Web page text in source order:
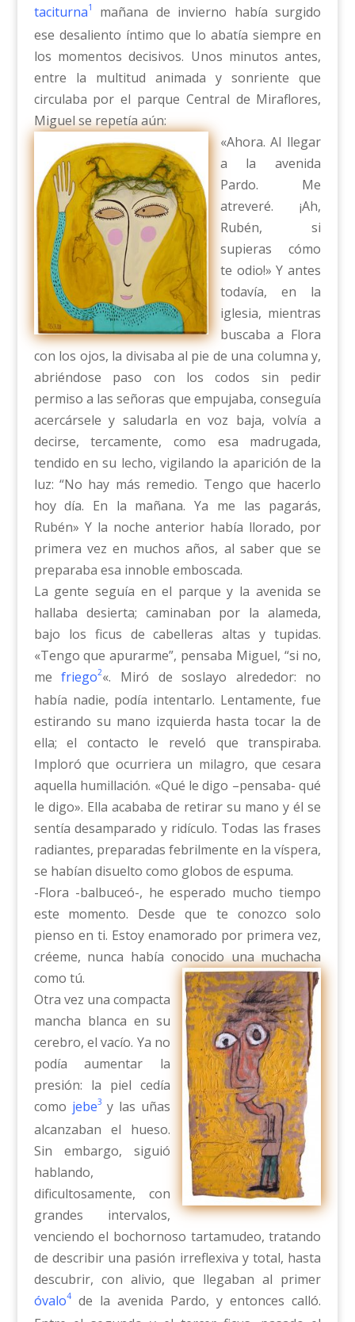
taciturna1
mañana de invierno había surgido
ese desaliento íntimo que lo abatía siempre en
los momentos decisivos. Unos minutos antes,
entre la multitud animada y sonriente que
circulaba por el parque Central de Miraflores,
Miguel se repetía aún:
«Ahora. Al llegar
a la avenida
Pardo. Me
atreveré. ¡Ah,
Rubén, si
supieras cómo
te odio!» Y antes
todavía, en la
iglesia, mientras
buscaba a Flora
con los ojos, la divisaba al pie de una columna y,
abriéndose paso con los codos sin pedir
permiso a las señoras que empujaba, conseguía
acercársele y saludarla en voz baja, volvía a
decirse, tercamente, como esa madrugada,
tendido en su lecho, vigilando la aparición de la
luz: “No hay más remedio. Tengo que hacerlo
hoy día. En la mañana. Ya me las pagarás,
Rubén» Y la noche anterior había llorado, por
primera vez en muchos años, al saber que se
preparaba esa innoble emboscada.
La gente seguía en el parque y la avenida se
hallaba desierta; caminaban por la alameda,
bajo los ficus de cabelleras altas y tupidas.
«Tengo que apurarme”, pensaba Miguel, “si no,
mefriego2«. Miró de soslayo alrededor: no
había nadie, podía intentarlo. Lentamente, fue
estirando su mano izquierda hasta tocar la de
ella; el contacto le reveló que transpiraba.
Imploró que ocurriera un milagro, que cesara
aquella humillación. «Qué le digo –pensaba- qué
le digo». Ella acababa de retirar su mano y él se
sentía desamparado y ridículo. Todas las frases
radiantes, preparadas febrilmente en la víspera,
se habían disuelto como globos de espuma.
-Flora -balbuceó-, he esperado mucho tiempo
este momento. Desde que te conozco solo
pienso en ti. Estoy enamorado por primera vez,
créeme, nunca había conocido una muchacha
como tú.
Otra vez una compacta
mancha blanca en su
cerebro, el vacío. Ya no
podía aumentar la
presión: la piel cedía
como jebe3 y las uñas
alcanzaban el hueso.
Sin embargo, siguió
hablando,
dificultosamente, con
grandes intervalos,
venciendo el bochornoso tartamudeo, tratando
de describir una pasión irreflexiva y total, hasta
descubrir, con alivio, que llegaban al primer
óvalo4de la avenida Pardo, y entonces calló.